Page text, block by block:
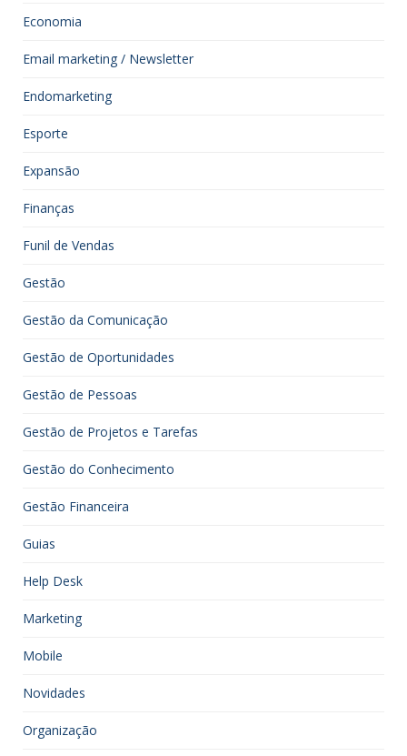
Economia
Email marketing / Newsletter
Endomarketing
Esporte
Expansão
Finanças
Funil de Vendas
Gestão
Gestão da Comunicação
Gestão de Oportunidades
Gestão de Pessoas
Gestão de Projetos e Tarefas
Gestão do Conhecimento
Gestão Financeira
Guias
Help Desk
Marketing
Mobile
Novidades
Organização